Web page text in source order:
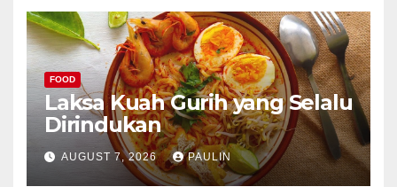
FOOD
Laksa Kuah Gurih yang Selalu
Dirindukan
AUGUST 7, 2026 PAULIN